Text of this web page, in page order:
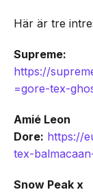
Här är tre
Supreme:
https://
=gore-tex-
Amié Leon
Dore: https://
tex-
Snow Peak x